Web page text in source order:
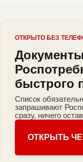
ОТКРЫТО БЕЗ
быстрого
Список
запрашивают
сразу, ничего
ОТКРЫТЬ